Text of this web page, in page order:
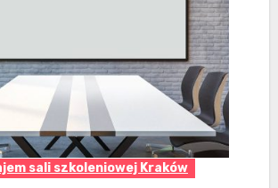
sali szkoleniowej Kraków